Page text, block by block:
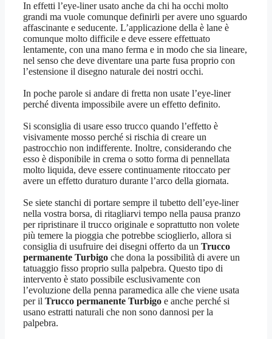
In effetti l’eye-liner usato anche da chi ha occhi molto
grandi ma vuole comunque definirli per avere uno sguardo
affascinante e seducente. L’applicazione della è lane è
comunque molto difficile e deve essere effettuato
lentamente, con una mano ferma e in modo che sia lineare,
nel senso che deve diventare una parte fusa proprio con
l’estensione il disegno naturale dei nostri occhi.
In poche parole si andare di fretta non usate l’eye-liner
perché diventa impossibile avere un effetto definito.
Si sconsiglia di usare esso trucco quando l’effetto è
visivamente mosso perché si rischia di creare un
pastrocchio non indifferente. Inoltre, considerando che
esso è disponibile in crema o sotto forma di pennellata
molto liquida, deve essere continuamente ritoccato per
avere un effetto duraturo durante l’arco della giornata.
Se siete stanchi di portare sempre il tubetto dell’eye-liner
nella vostra borsa, di ritagliarvi tempo nella pausa pranzo
per ripristinare il trucco originale e soprattutto non volete
più temere la pioggia che potrebbe scioglierlo, allora si
consiglia di usufruire dei disegni offerto da un Trucco
permanente Turbigo che dona la possibilità di avere un
tatuaggio fisso proprio sulla palpebra. Questo tipo di
intervento è stato possibile esclusivamente con
l’evoluzione della penna paramedica alle che viene usata
per il Trucco permanente Turbigo e anche perché si
usano estratti naturali che non sono dannosi per la
palpebra.